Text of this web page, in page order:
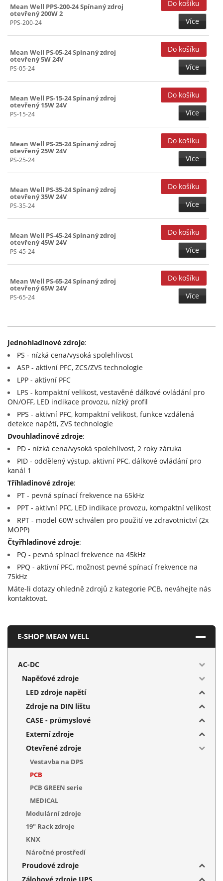
Mean Well PPS-200-24 Spínaný zdroj
otevřený 200W 2
PPS-200-24 Více
Mean Well PS-05-24 Spínaný zdroj
otevřený 5W 24V
PS-05-24 Více
Mean Well PS-15-24 Spínaný zdroj
otevřený 15W 24V
PS-15-24 Více
Mean Well PS-25-24 Spínaný zdroj
otevřený 25W 24V
PS-25-24 Více
Mean Well PS-35-24 Spínaný zdroj
otevřený 35W 24V
PS-35-24 Více
Mean Well PS-45-24 Spínaný zdroj
otevřený 45W 24V
PS-45-24 Více
Mean Well PS-65-24 Spínaný zdroj
otevřený 65W 24V
PS-65-24 Více
Jednohladinové zdroje:
PS - nízká cena/vysoká spolehlivost
ASP - aktivní PFC, ZCS/ZVS technologie
LPP - aktivní PFC
LPS - kompaktní velikost, vestavěné dálkové ovládání pro
ON/OFF, LED indikace provozu, nízký profil
PPS - aktivní PFC, kompaktní velikost, funkce vzdálená
detekce napětí, ZVS technologie
Dvouhladinové zdroje:
PD - nízká cena/vysoká spolehlivost, 2 roky záruka
PID - oddělený výstup, aktivní PFC, dálkové ovládání pro
kanál 1
Tříhladinové zdroje:
PT - pevná spínací frekvence na 65kHz
PPT - aktivní PFC, LED indikace provozu, kompaktní velikost
RPT - model 60W schválen pro použití ve zdravotnictví (2x
MOPP)
Čtyřhladinové zdroje:
PQ - pevná spínací frekvence na 45kHz
PPQ - aktivní PFC, možnost pevné spínací frekvence na
75kHz
Máte-li dotazy ohledně zdrojů z kategorie PCB, neváhejte nás
kontaktovat.
E-SHOP MEAN WELL
AC-DC
Napěťové zdroje
LED zdroje napětí
Zdroje na DIN lištu
CASE - průmyslové
Externí zdroje
Otevřené zdroje
Vestavba na DPS
PCB
PCB GREEN serie
MEDICAL
Modulární zdroje
19" Rack zdroje
KNX
Náročné prostředí
Proudové zdroje